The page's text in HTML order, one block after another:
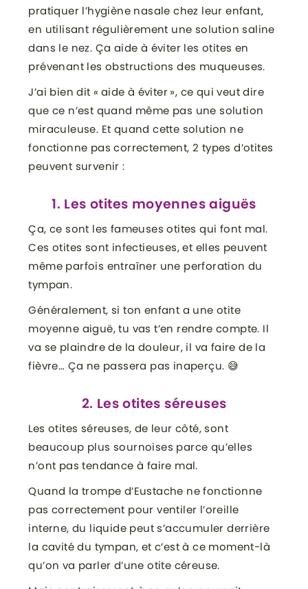
pratiquer l’hygiène nasale chez leur enfant,
en utilisant régulièrement une solution saline
dans le nez. Ça aide à éviter les otites en
prévenant les obstructions des muqueuses.
J’ai bien dit « aide à éviter », ce qui veut dire
que ce n’est quand même pas une solution
miraculeuse. Et quand cette solution ne
fonctionne pas correctement, 2 types d’otites
peuvent survenir :
1. Les otites moyennes aiguës
Ça, ce sont les fameuses otites qui font mal.
Ces otites sont infectieuses, et elles peuvent
même parfois entraîner une perforation du
tympan.
Généralement, si ton enfant a une otite
moyenne aiguë, tu vas t’en rendre compte. Il
va se plaindre de la douleur, il va faire de la
fièvre… Ça ne passera pas inaperçu. 😅
2. Les otites séreuses
Les otites séreuses, de leur côté, sont
beaucoup plus sournoises parce qu’elles
n’ont pas tendance à faire mal.
Quand la trompe d’Eustache ne fonctionne
pas correctement pour ventiler l’oreille
interne, du liquide peut s’accumuler derrière
la cavité du tympan, et c’est à ce moment-là
qu’on va parler d’une otite céreuse.